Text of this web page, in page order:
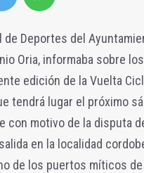
de Deportes del
Oria, informaba sobre
edición de la Vuelta
tendrá lugar el próximo
con motivo de la disputa
en la localidad
de los puertos míticos